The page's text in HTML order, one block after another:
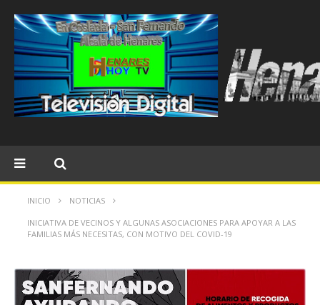
INICIO NOTICIAS
INICIATIVA DE VECINOS Y ALGUNAS ASOCIACIONES PARA APOYAR A LAS
FAMILIAS MÁS NECESITAS, CON MOTIVO DEL COVID-19